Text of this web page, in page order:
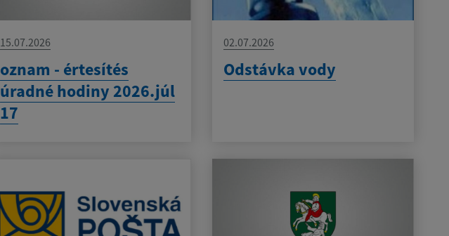
15.07.2026
oznam - értesítés
úradné hodiny 2026.júl
17
02.07.2026
Odstávka vody